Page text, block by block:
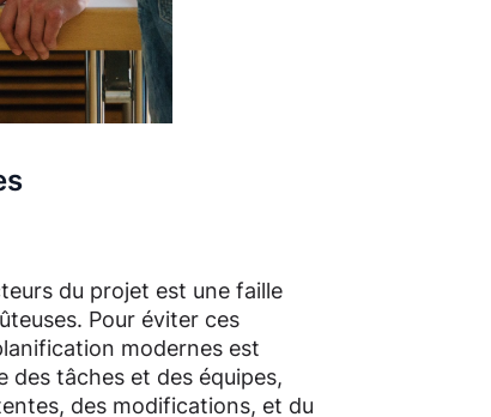
du projet est une faille
Pour éviter ces
modernes est
tâches et des équipes,
des modifications, et du